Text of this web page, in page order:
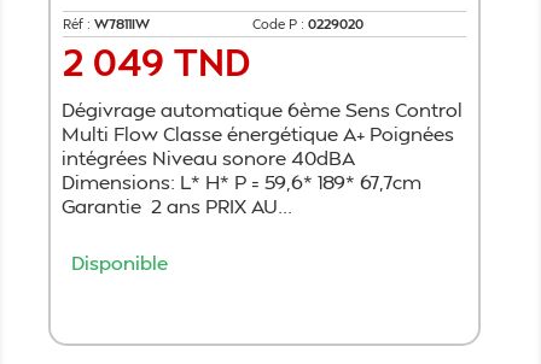
Réf : W7811IW Code P : 0229020
Prix
2 049 TND
Dégivrage automatique 6ème Sens Control
Multi Flow Classe énergétique A+ Poignées
intégrées Niveau sonore 40dBA
Dimensions: L* H* P = 59,6* 189* 67,7cm
Garantie 2 ans PRIX AU...
Disponible